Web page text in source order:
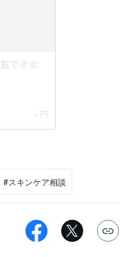
#スキンケア相談